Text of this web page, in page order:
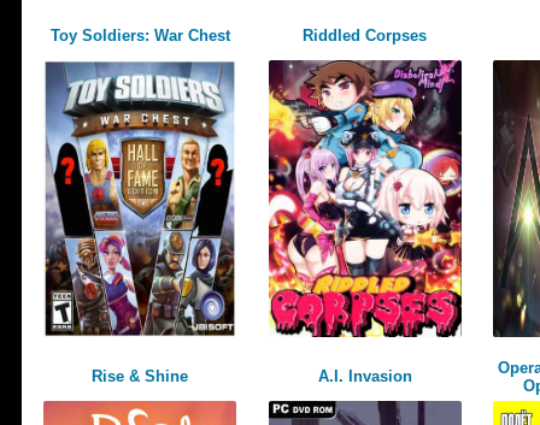
Toy Soldiers: War Chest Riddled Corpses
Rise & Shine A.I. Invasion